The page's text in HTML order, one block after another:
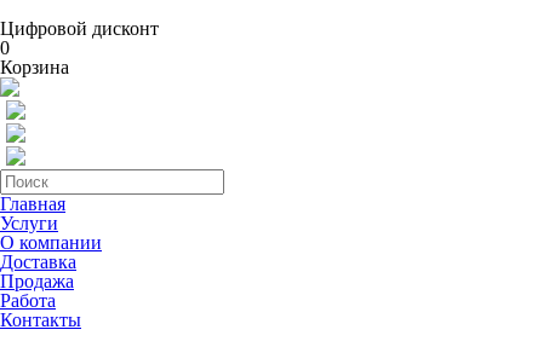
Цифровой дисконт
0
Корзина
Главная
Услуги
О компании
Доставка
Продажа
Работа
Контакты